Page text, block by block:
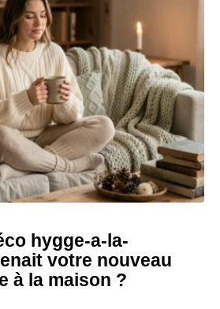
hygge-a-la-
votre nouveau
à la maison ?